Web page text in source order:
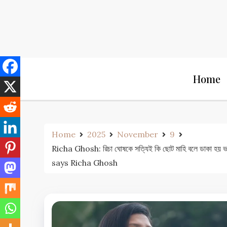
Home
Home 2025 November
9
Richa Ghosh: রিচা ঘোষকে সত্যিই কি ছোট মাহি বলে
says Richa Ghosh